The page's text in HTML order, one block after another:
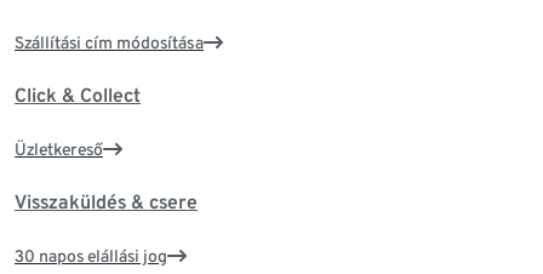
Szállítási cím módosítása
Click & Collect
Üzletkereső
Visszaküldés & csere
30 napos elállási jog